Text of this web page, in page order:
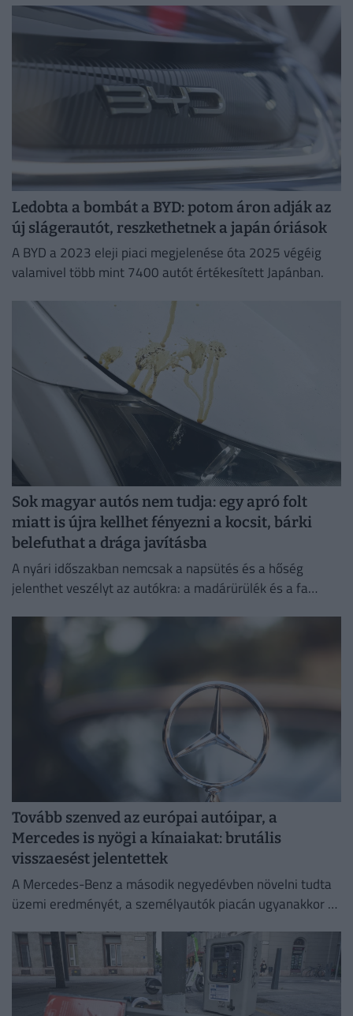
Ledobta a bombát a BYD: potom áron adják az
új slágerautót, reszkethetnek a japán óriások
A BYD a 2023 eleji piaci megjelenése óta 2025 végéig
valamivel több mint 7400 autót értékesített Japánban.
Sok magyar autós nem tudja: egy apró folt
miatt is újra kellhet fényezni a kocsit, bárki
belefuthat a drága javításba
A nyári időszakban nemcsak a napsütés és a hőség
jelenthet veszélyt az autókra: a madárürülék és a fa
Tovább szenved az európai autóipar, a
Mercedes is nyögi a kínaiakat: brutális
visszaesést jelentettek
A Mercedes-Benz a második negyedévben növelni tudta
üzemi eredményét, a személyautók piacán ugyanakkor –
romlott a jövedelmezőség.